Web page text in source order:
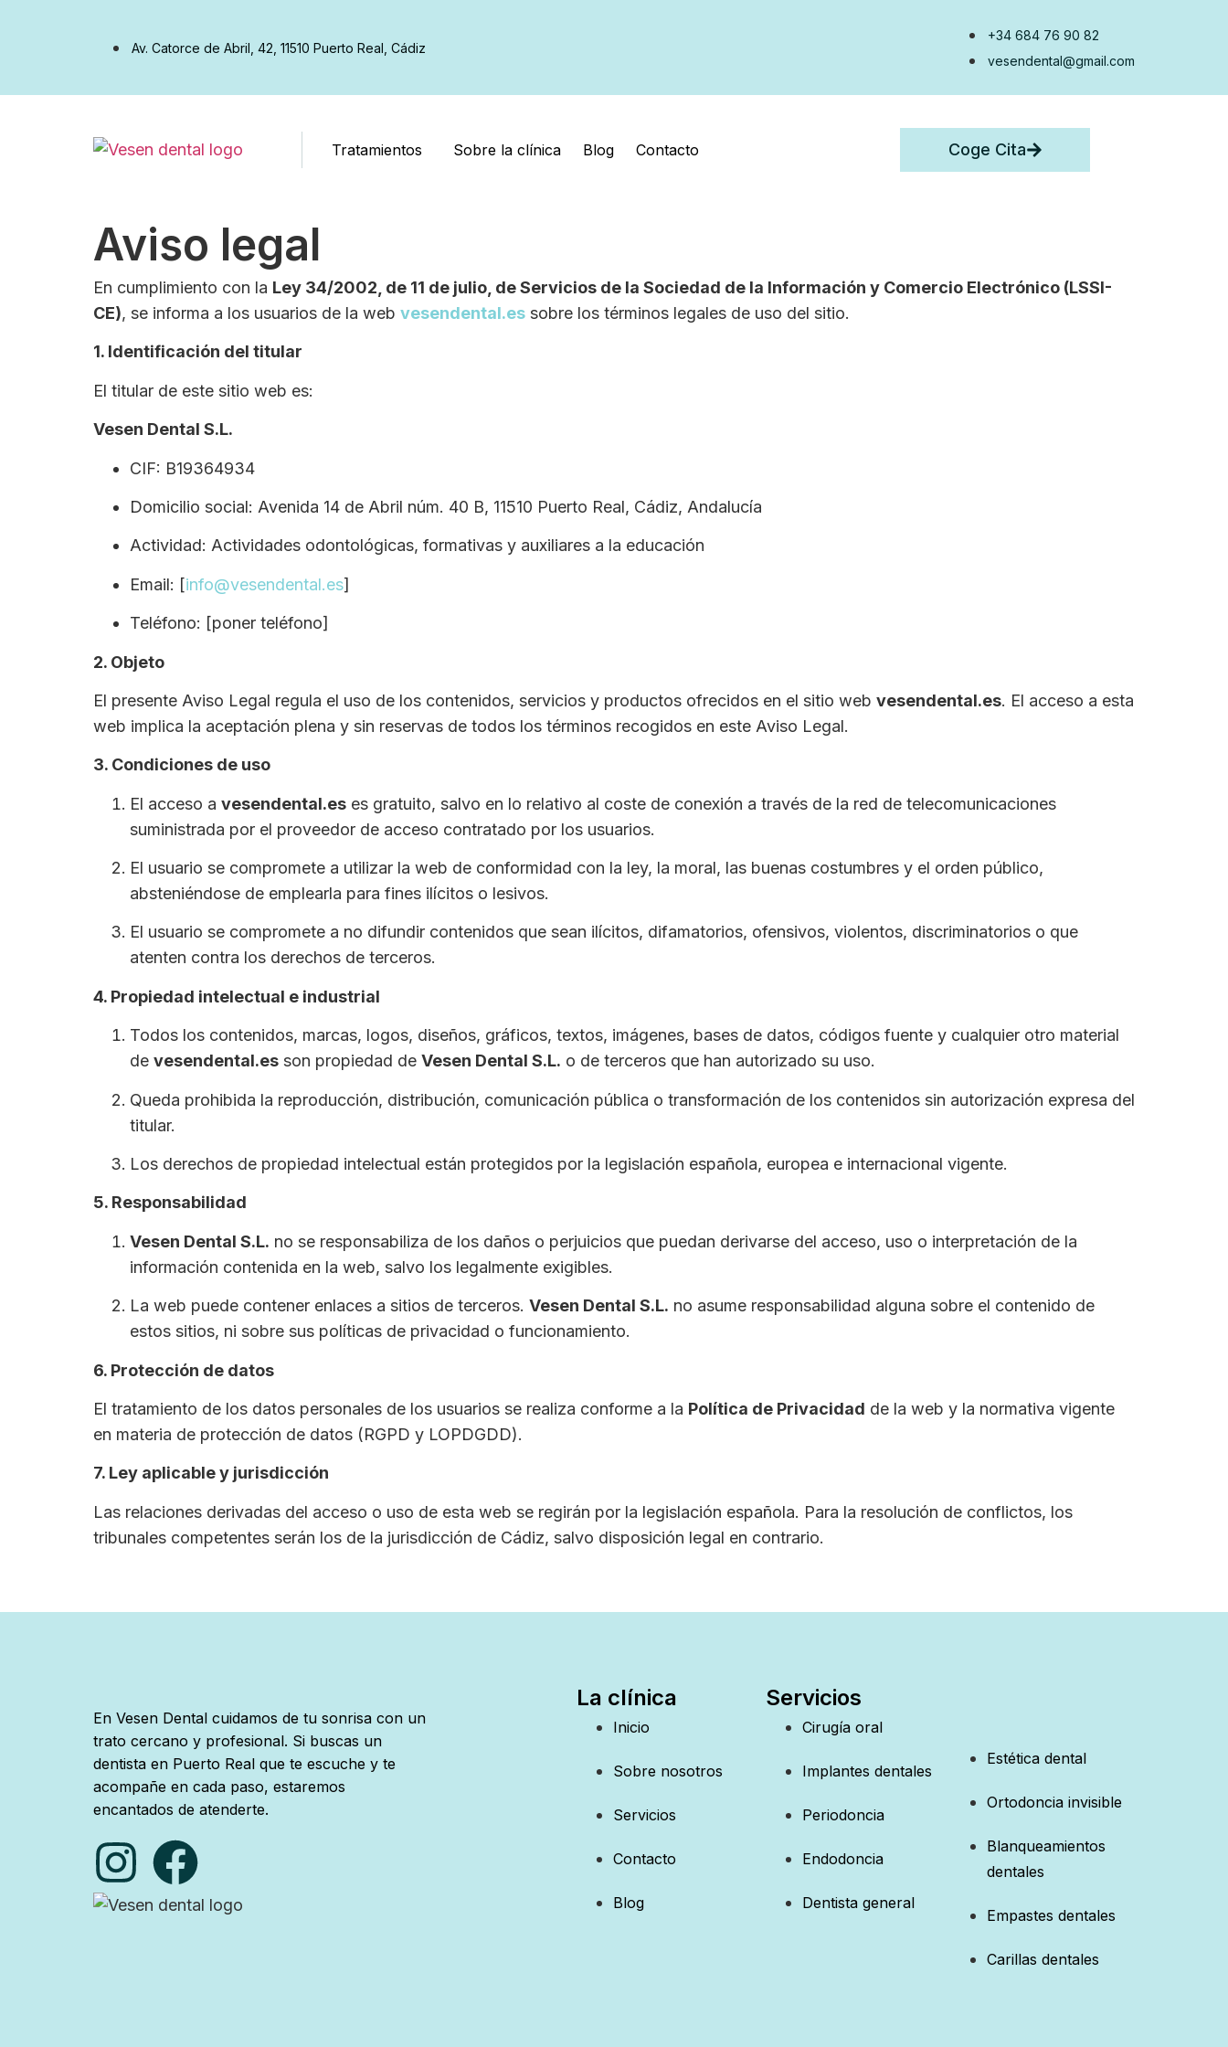
Av. Catorce de Abril, 42, 11510 Puerto Real, Cádiz
+34 684 76 90 82
vesendental@gmail.com
Tratamientos Sobre la clínica Blog Contacto Coge Cita
Aviso legal
En cumplimiento con la Ley 34/2002, de 11 de julio, de Servicios de la Sociedad de la Información y Comercio Electrónico (LSSI-
CE), se informa a los usuarios de la web vesendental.es sobre los términos legales de uso del sitio.
1. Identificación del titular
El titular de este sitio web es:
Vesen Dental S.L.
CIF: B19364934
Domicilio social: Avenida 14 de Abril núm. 40 B, 11510 Puerto Real, Cádiz, Andalucía
Actividad: Actividades odontológicas, formativas y auxiliares a la educación
Email: [info@vesendental.es]
Teléfono: [poner teléfono]
2. Objeto
El presente Aviso Legal regula el uso de los contenidos, servicios y productos ofrecidos en el sitio web vesendental.es. El acceso a esta
web implica la aceptación plena y sin reservas de todos los términos recogidos en este Aviso Legal.
3. Condiciones de uso
El acceso a vesendental.es es gratuito, salvo en lo relativo al coste de conexión a través de la red de telecomunicaciones
suministrada por el proveedor de acceso contratado por los usuarios.
El usuario se compromete a utilizar la web de conformidad con la ley, la moral, las buenas costumbres y el orden público,
absteniéndose de emplearla para fines ilícitos o lesivos.
El usuario se compromete a no difundir contenidos que sean ilícitos, difamatorios, ofensivos, violentos, discriminatorios o que
atenten contra los derechos de terceros.
4. Propiedad intelectual e industrial
Todos los contenidos, marcas, logos, diseños, gráficos, textos, imágenes, bases de datos, códigos fuente y cualquier otro material
de vesendental.es son propiedad de Vesen Dental S.L. o de terceros que han autorizado su uso.
Queda prohibida la reproducción, distribución, comunicación pública o transformación de los contenidos sin autorización expresa del
titular.
Los derechos de propiedad intelectual están protegidos por la legislación española, europea e internacional vigente.
5. Responsabilidad
Vesen Dental S.L. no se responsabiliza de los daños o perjuicios que puedan derivarse del acceso, uso o interpretación de la
información contenida en la web, salvo los legalmente exigibles.
La web puede contener enlaces a sitios de terceros. Vesen Dental S.L. no asume responsabilidad alguna sobre el contenido de
estos sitios, ni sobre sus políticas de privacidad o funcionamiento.
6. Protección de datos
El tratamiento de los datos personales de los usuarios se realiza conforme a la Política de Privacidad de la web y la normativa vigente
en materia de protección de datos (RGPD y LOPDGDD).
7. Ley aplicable y jurisdicción
Las relaciones derivadas del acceso o uso de esta web se regirán por la legislación española. Para la resolución de conflictos, los
tribunales competentes serán los de la jurisdicción de Cádiz, salvo disposición legal en contrario.
En Vesen Dental cuidamos de tu sonrisa con un
trato cercano y profesional. Si buscas un
dentista en Puerto Real que te escuche y te
acompañe en cada paso, estaremos
encantados de atenderte.
La clínica
Inicio
Sobre nosotros
Servicios
Contacto
Blog
Servicios
Cirugía oral
Implantes dentales
Periodoncia
Endodoncia
Dentista general
Estética dental
Ortodoncia invisible
Blanqueamientos
dentales
Empastes dentales
Carillas dentales